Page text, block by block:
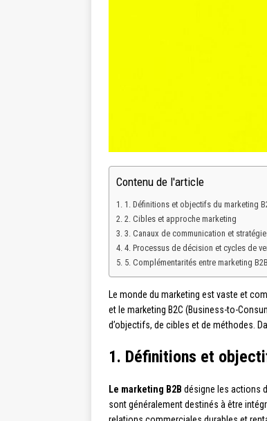
Contenu de l'article
1. Définitions et objectifs du marketing
2. Cibles et approche marketing
3. Canaux de communication et
4. Processus de décision et cycles de
5. Complémentarités entre marketing
Le monde du marketing est vaste et
et le marketing B2C (Business-to-
d’objectifs, de cibles et de méthodes.
1. Définitions et
Le marketing B2B désigne les actions
sont généralement destinés à être